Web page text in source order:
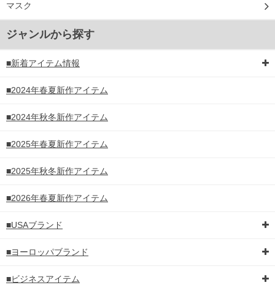
マスク
ジャンルから探す
■新着アイテム情報
■2024年春夏新作アイテム
■2024年秋冬新作アイテム
■2025年春夏新作アイテム
■2025年秋冬新作アイテム
■2026年春夏新作アイテム
■USAブランド
■ヨーロッパブランド
■ビジネスアイテム